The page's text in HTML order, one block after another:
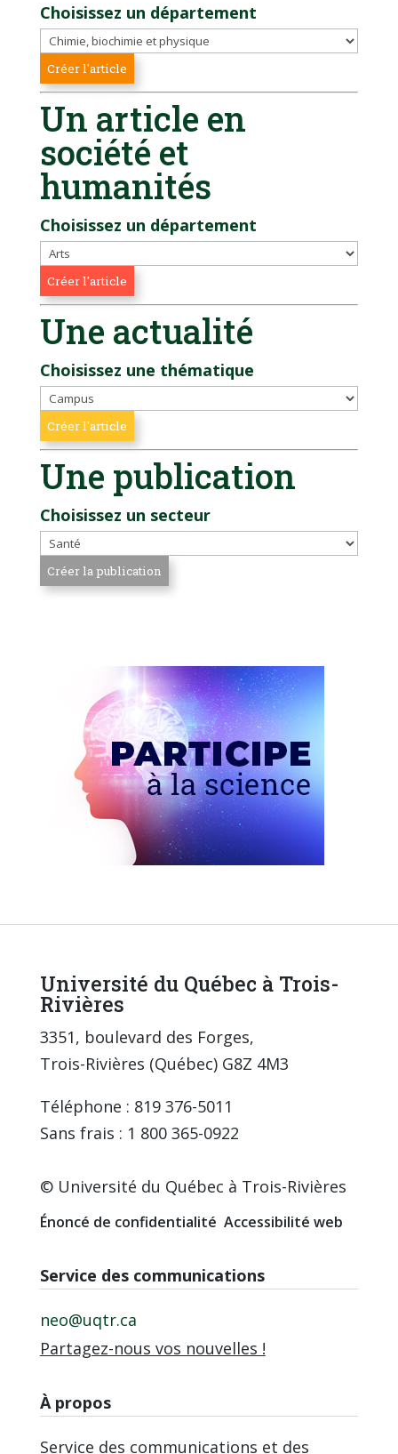
Choisissez un département
Un article en
société et
humanités
Choisissez un département
Une actualité
Choisissez une thématique
Une publication
Choisissez un secteur
Université du Québec à Trois-
Rivières
3351, boulevard des Forges,
Trois-Rivières (Québec) G8Z 4M3
Téléphone : 819 376-5011
Sans frais : 1 800 365-0922
© Université du Québec à Trois-Rivières
Énoncé de confidentialité Accessibilité web
Service des communications
neo@uqtr.ca
Partagez-nous vos nouvelles !
À propos
Service des communications et des